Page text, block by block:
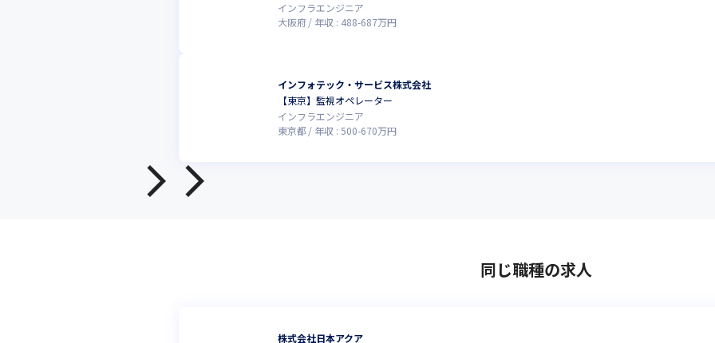
インフラエンジニア
大阪府
年収 : 488-687万円
インフォテック・サービス株式会社
【東京】監視オペレーター
インフラエンジニア
東京都
年収 : 500-670万円
同じ職種の求人
株式会社日本アクア